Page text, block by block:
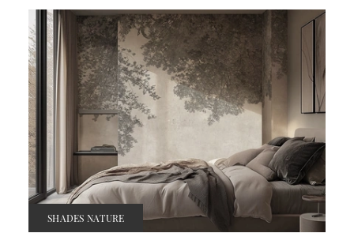
SHADES NATURE